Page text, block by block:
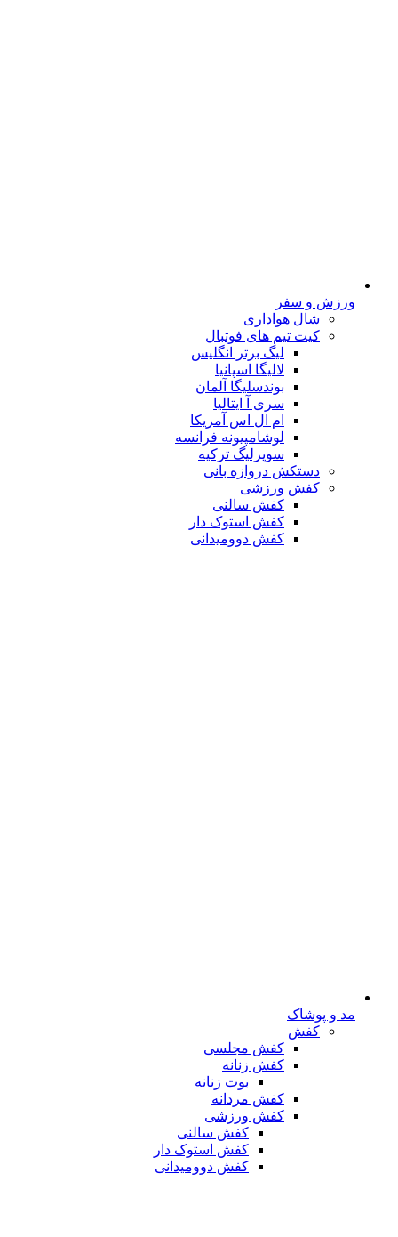
ورزش و سفر
شال هواداری
کیت تیم های فوتبال
لیگ برتر انگلیس
لالیگا اسپانیا
بوندسلیگا آلمان
سری آ ایتالیا
ام ال اس آمریکا
لوشامپیونه فرانسه
سوپرلیگ ترکیه
دستکش دروازه بانی
کفش ورزشی
کفش سالنی
کفش استوک دار
کفش دوومیدانی
مد و پوشاک
کفش
کفش مجلسی
کفش زنانه
بوت زنانه
کفش مردانه
کفش ورزشی
کفش سالنی
کفش استوک دار
کفش دوومیدانی